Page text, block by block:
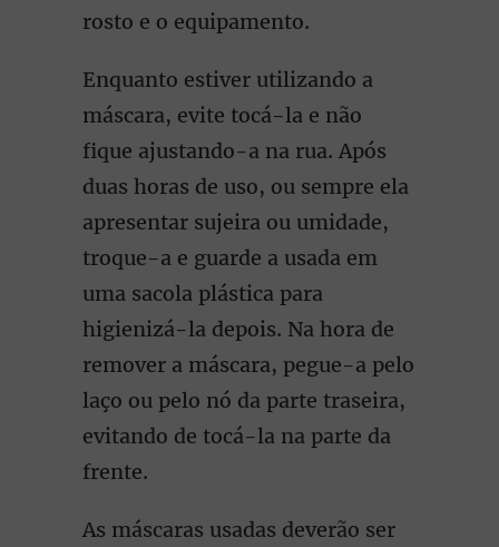
rosto e o equipamento.
Enquanto estiver utilizando a
máscara, evite tocá-la e não
fique ajustando-a na rua. Após
duas horas de uso, ou sempre ela
apresentar sujeira ou umidade,
troque-a e guarde a usada em
uma sacola plástica para
higienizá-la depois. Na hora de
remover a máscara, pegue-a pelo
laço ou pelo nó da parte traseira,
evitando de tocá-la na parte da
frente.
As máscaras usadas deverão ser